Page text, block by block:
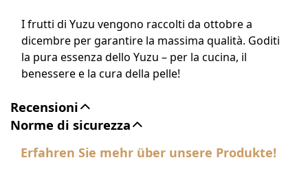
I frutti di Yuzu vengono raccolti da ottobre a
dicembre per garantire la massima qualità. Goditi
la pura essenza dello Yuzu – per la cucina, il
benessere e la cura della pelle!
Recensioni
Norme di sicurezza
Erfahren Sie mehr über unsere Produkte!